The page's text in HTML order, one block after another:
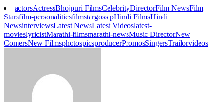
actorsActressBhojpuri FilmsCelebrityDirectorFilm NewsFilm
Starsfilm-personalitiesfilmstargossipHindi FilmsHindi
NewsinterviewsLatest NewsLatest Videoslatest-
movieslyricistMarathi-filmsmarathi-newsMusic DirectorNew
ComersNew FilmsphotospicsproducerPromosSingersTrailorvideos